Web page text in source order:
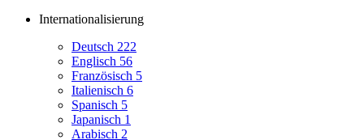
Internationalisierung
Deutsch 222
Englisch 56
Französisch 5
Italienisch 6
Spanisch 5
Japanisch 1
Arabisch 2